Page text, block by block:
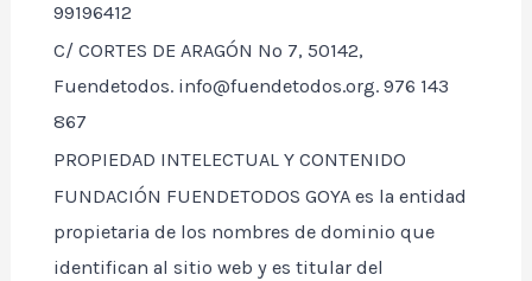
99196412
C/ CORTES DE ARAGÓN Nº 7, 50142,
Fuendetodos. info@fuendetodos.org. 976 143
867
PROPIEDAD INTELECTUAL Y CONTENIDO
FUNDACIÓN FUENDETODOS GOYA es la entidad
propietaria de los nombres de dominio que
identifican al sitio web y es titular del